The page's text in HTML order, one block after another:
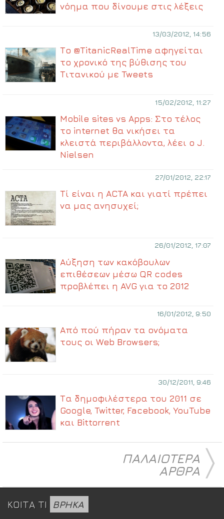
νόημα που δίνουμε στις λέξεις
13/03/2012, 14:56
Το @TitanicRealTime αφηγείται
το χρονικό της βύθισης του
Τιτανικού με Tweets
15/02/2012, 11:27
Mobile sites vs Apps: Στο τέλος
το internet θα νικήσει τα
κλειστά περιβάλλοντα, λέει ο J.
Nielsen
27/01/2012, 22:17
Τί είναι η ACTA και γιατί πρέπει
να μας ανησυχεί;
26/01/2012, 17:07
Αύξηση των κακόβουλων
επιθέσεων μέσω QR codes
προβλέπει η AVG για το 2012
16/01/2012, 9:50
Από πού πήραν τα ονόματα
τους οι Web Browsers;
30/12/2011, 9:46
Τα δημοφιλέστερα του 2011 σε
Google, Twitter, Facebook, YouTube
και Bittorrent
〉
ΠΑΛΑΙΟΤΕΡΑ
ΑΡΘΡΑ
ΚΟΙΤΑ ΤΙ ΒΡΗΚΑ